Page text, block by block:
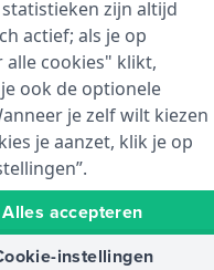
Winkelwagen
zijn altijd
actief; als je op
alle cookies" klikt,
ook de optionele
je zelf wilt kiezen
je aanzet, klik je op
Alles accepteren
instellingen